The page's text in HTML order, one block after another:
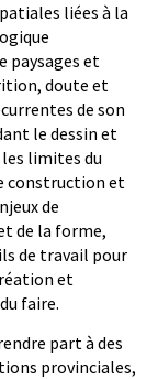
liées à la
paysages et
doute et
de son
le dessin et
limites du
construction et
de
de la forme,
de travail pour
et
faire.
part à des
provinciales,